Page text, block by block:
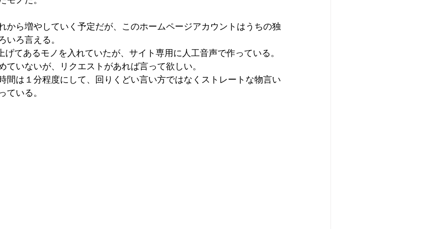
から増やしていく予定だが、このホームページアカウントはうちの独
いろ言える。
げてあるモノを入れていたが、サイト専用に人工音声で作っている。
ていないが、リクエストがあれば言って欲しい。
間は１分程度にして、回りくどい言い方ではなくストレートな物言い
ている。